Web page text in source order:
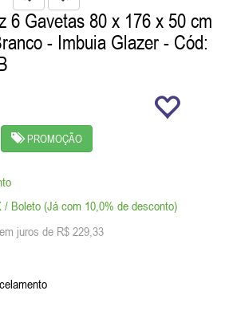
6 Gavetas 80 x 176 x 50 cm
- Imbuia Glazer - Cód:
PROMOÇÃO
/ Boleto (Já com 10,0% de desconto)
juros de R$ 229,33